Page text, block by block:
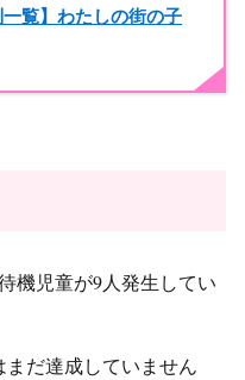
一覧】わたしの街の子
機児童が9人発生してい
だ達成していません